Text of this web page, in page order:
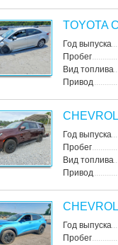
TOYOTA
Год выпуска
Пробег
Вид топлива
Привод
Год выпуска
Пробег
Вид топлива
Привод
Год выпуска
Пробег